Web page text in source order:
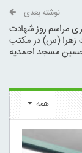
نوشته بعدی
مراسم روز شهادت
(س) در مکتب
مسجد احمدیه
همه